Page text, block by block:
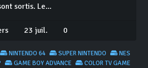
sortis. Le...
23 juil. 0
NES
SUPER NINTENDO
NINTENDO 64
COLOR TV GAME
GAME BOY ADVANCE